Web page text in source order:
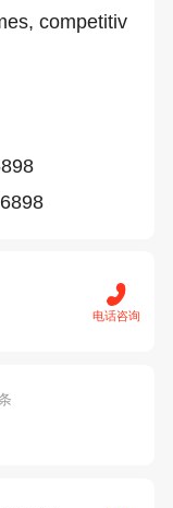
competitiv
电话咨询